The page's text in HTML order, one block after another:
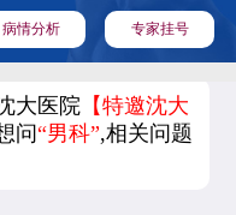
病情分析 专家挂号
大医院 【特邀沈大
问“男科”,相关问题